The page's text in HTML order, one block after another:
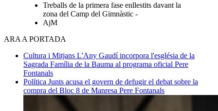
Treballs de la primera fase enllestits davant la
zona del Camp del Gimnàstic -
AjM
ARA A PORTADA
Cultura i Mitjans L'Any Gaudí incorpora l'església de la
Sagrada Família de la Bauma al programa oficial Pere
Fontanals
Política Junts acusa el govern de defugir el debat sobre la
compra del Bloc 8 de Manresa Pere Fontanals